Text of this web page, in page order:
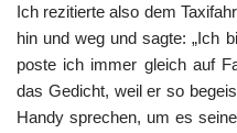
Ich rezitierte also dem
hin und weg und sagte: „Ich
poste ich immer gleich auf
das Gedicht, weil er so
Handy sprechen, um es